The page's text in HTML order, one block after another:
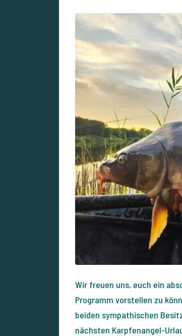
Wir freuen uns, euch ein
Programm vorstellen zu
beiden sympathischen
nächsten Karpfenangel-